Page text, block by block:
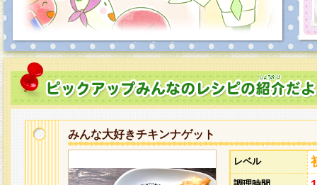
みんな大好きチキンナゲット
レベル